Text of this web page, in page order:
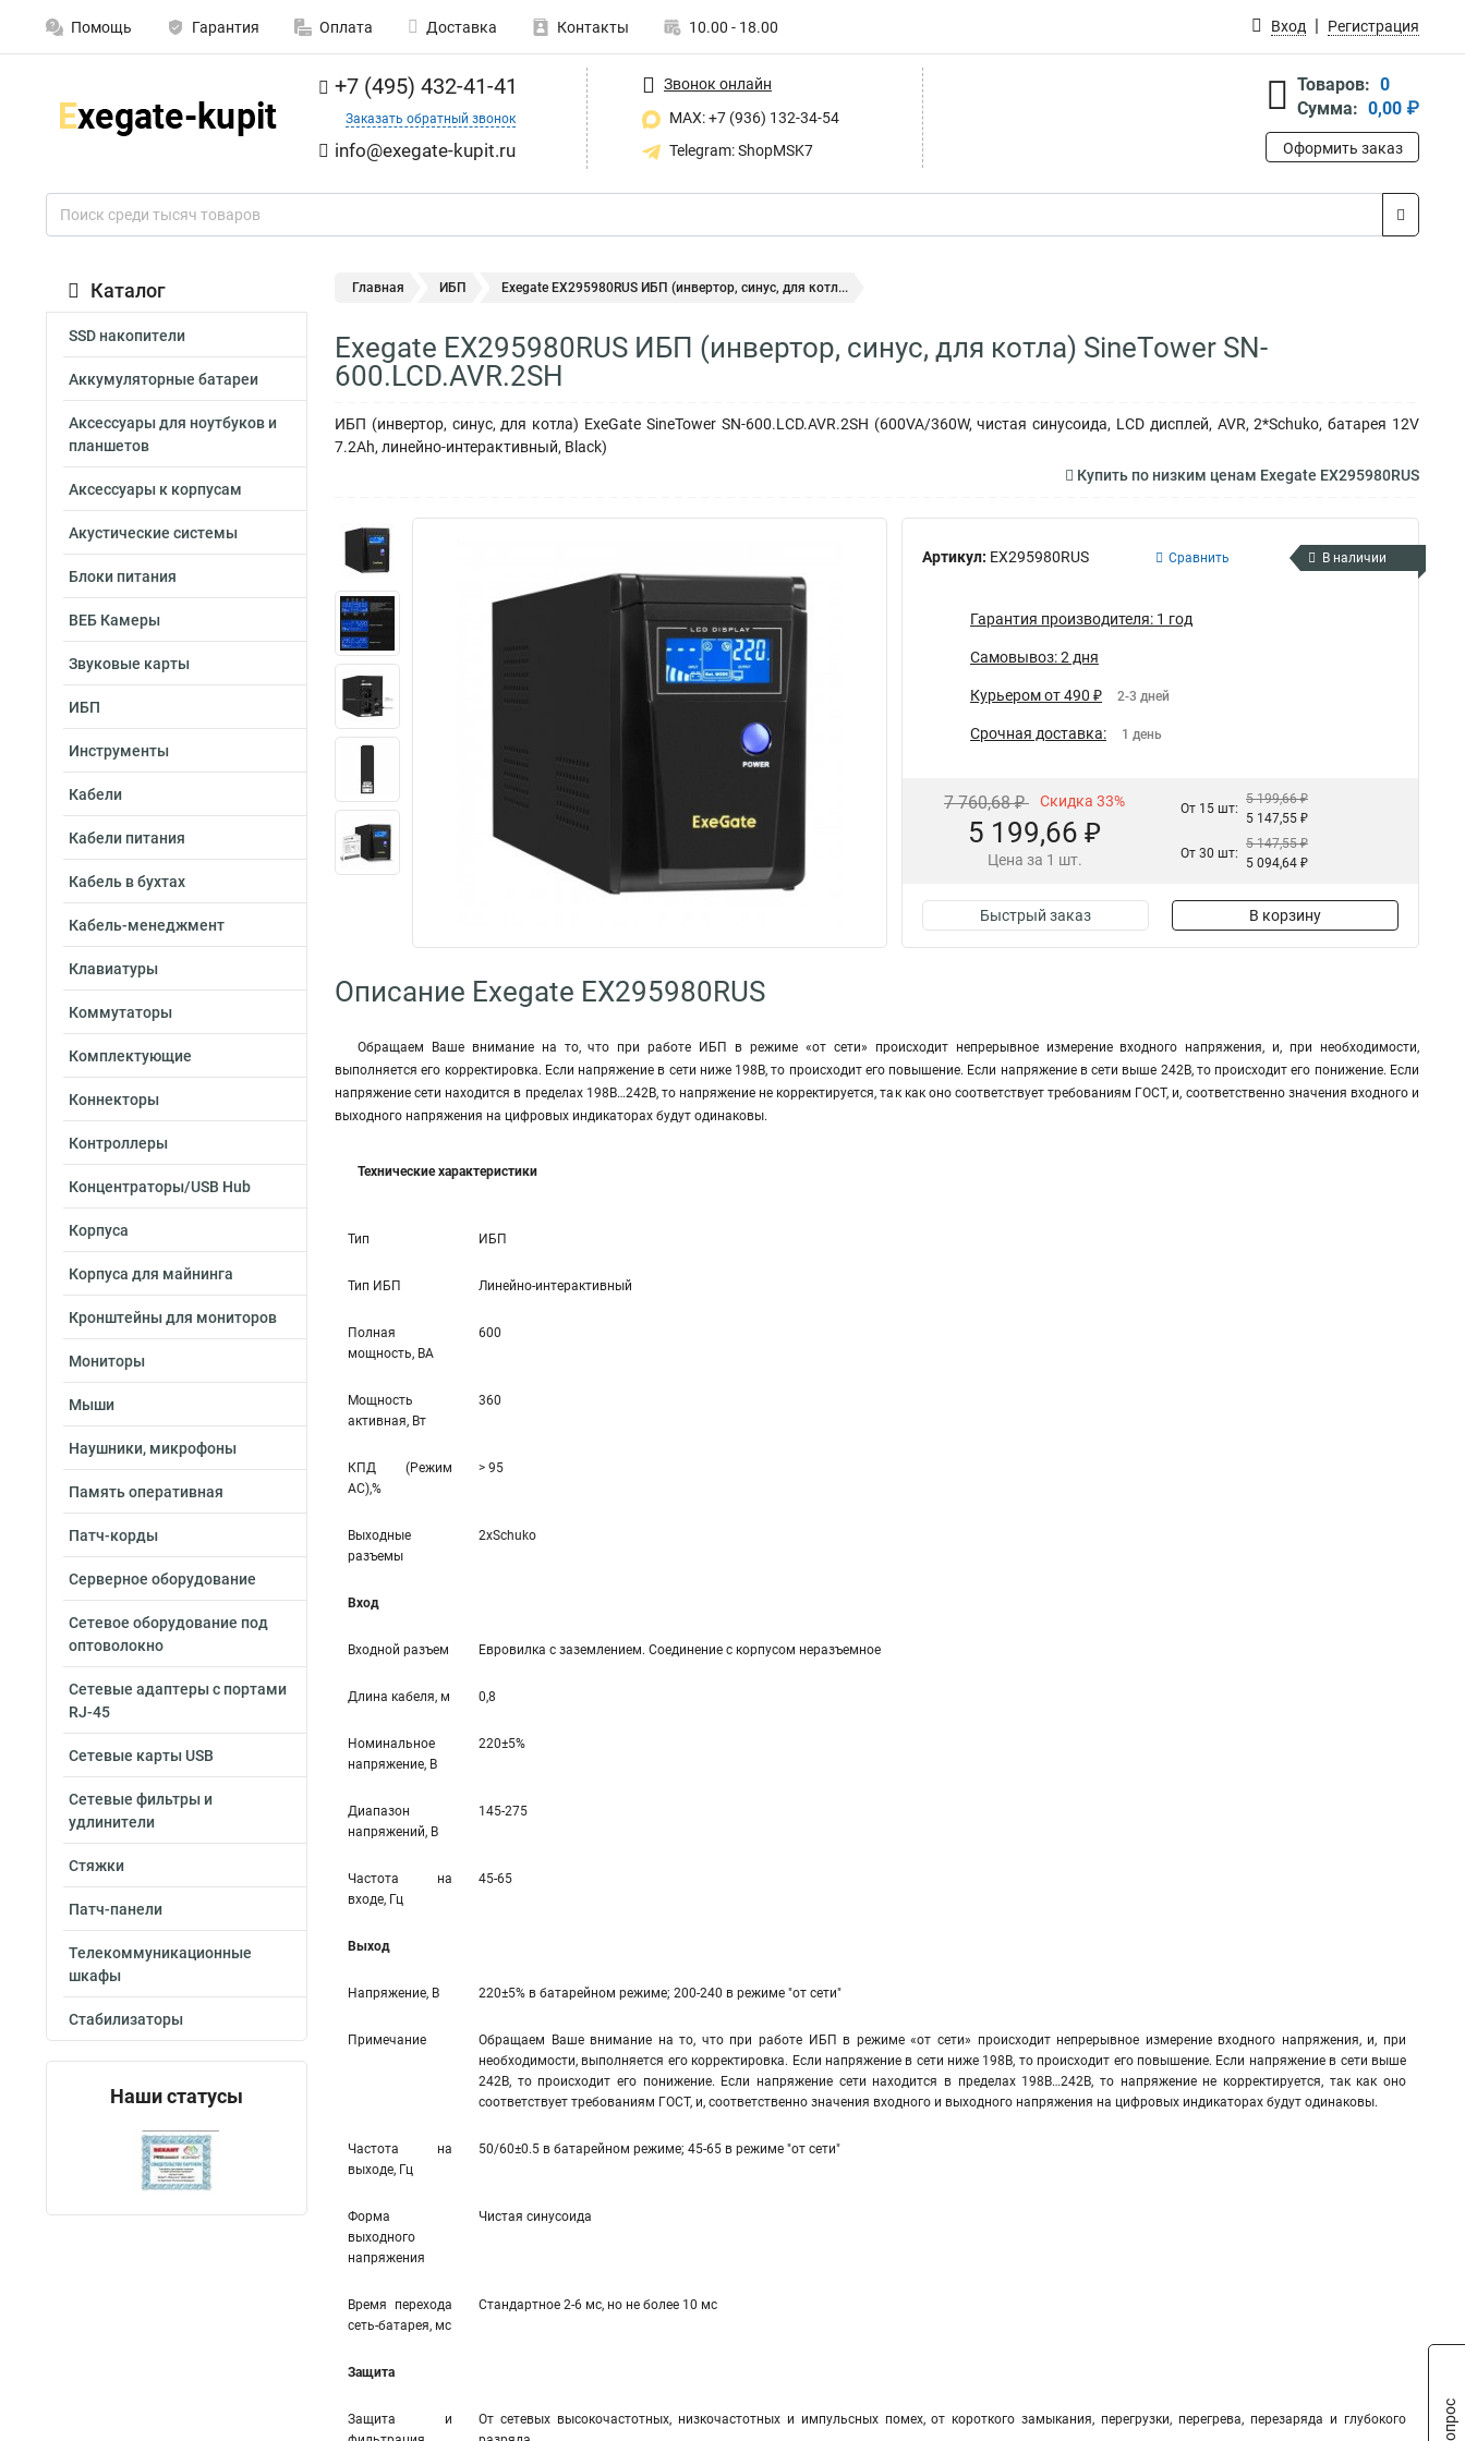
Помощь Гарантия Оплата Доставка Контакты 10.00 - 18.00 Вход Регистрация
+7 (495) 432-41-41
Заказать обратный звонок
info@exegate-kupit.ru
Звонок онлайн
MAX: +7 (936) 132-34-54
Telegram: ShopMSK7
Товаров: 0
Сумма: 0,00 ₽
Оформить заказ
Каталог
SSD накопители
Аккумуляторные батареи
Аксессуары для ноутбуков и
планшетов
Аксессуары к корпусам
Акустические системы
Блоки питания
ВЕБ Камеры
Звуковые карты
ИБП
Инструменты
Кабели
Кабели питания
Кабель в бухтах
Кабель-менеджмент
Клавиатуры
Коммутаторы
Комплектующие
Коннекторы
Контроллеры
Концентраторы/USB Hub
Корпуса
Корпуса для майнинга
Кронштейны для мониторов
Мониторы
Мыши
Наушники, микрофоны
Память оперативная
Патч-корды
Серверное оборудование
Сетевое оборудование под
оптоволокно
Сетевые адаптеры с портами
RJ-45
Сетевые карты USB
Сетевые фильтры и
удлинители
Стяжки
Патч-панели
Телекоммуникационные
шкафы
Стабилизаторы
Наши статусы
Главная ИБП Exegate EX295980RUS ИБП (инвертор, синус, для котл...
Exegate EX295980RUS ИБП (инвертор, синус, для котла) SineTower SN-
600.LCD.AVR.2SH
ИБП (инвертор, синус, для котла) ExeGate SineTower SN-600.LCD.AVR.2SH (600VA/360W, чистая синусоида, LCD дисплей, AVR, 2*Schuko, батарея 12V
7.2Ah, линейно-интерактивный, Black)
Купить по низким ценам Exegate EX295980RUS
Артикул: EX295980RUS Сравнить В наличии
Гарантия производителя: 1 год
Самовывоз: 2 дня
Курьером от 490 ₽ 2-3 дней
Срочная доставка: 1 день
7 760,68 ₽ Скидка 33%
5 199,66 ₽
Цена за 1 шт.
От 15 шт:
5 199,66 ₽
5 147,55 ₽
От 30 шт:
5 147,55 ₽
5 094,64 ₽
Быстрый заказ В корзину
Описание Exegate EX295980RUS
Обращаем Ваше внимание на то, что при работе ИБП в режиме «от сети» происходит непрерывное измерение входного напряжения, и, при необходимости,
выполняется его корректировка. Если напряжение в сети ниже 198В, то происходит его повышение. Если напряжение в сети выше 242В, то происходит его понижение. Если
напряжение сети находится в пределах 198В…242В, то напряжение не корректируется, так как оно соответствует требованиям ГОСТ, и, соответственно значения входного и
выходного напряжения на цифровых индикаторах будут одинаковы.
Технические характеристики
Тип ИБП
Тип ИБП Линейно-интерaктивный
Полная
мощность, ВА
600
Мощность
активная, Вт
360
КПД (Режим
AC),%
> 95
Выходные
разъемы
2xSchuko
Вход
Входной разъем Евровилка с заземлением. Соединение с корпусом неразъемное
Длина кабеля, м 0,8
Номинальное
напряжение, В
220±5%
Диапазон
напряжений, В
145-275
Частота на
входе, Гц
45-65
Выход
Напряжение, В 220±5% в батарейном режиме; 200-240 в режиме "от сети"
Примечание
Обращаем Ваше внимание на то, что при работе ИБП в режиме «от сети» происходит непрерывное измерение входного напряжения, и, при
необходимости, выполняется его корректировка. Если напряжение в сети ниже 198В, то происходит его повышение. Если напряжение в сети выше
242В, то происходит его понижение. Если напряжение сети находится в пределах 198В…242В, то напряжение не корректируется, так как оно
соответствует требованиям ГОСТ, и, соответственно значения входного и выходного напряжения на цифровых индикаторах будут одинаковы.
Частота на
выходе, Гц
50/60±0.5 в батарейном режиме; 45-65 в режиме "от сети"
Форма
выходного
напряжения
Чистая синусоида
Время перехода
сеть-батарея, мс
Стандартное 2-6 мс, но не более 10 мс
Защита
Защита и
От сетевых высокочастотных, низкочастотных и импульсных помех, от короткого замыкания, перегрузки, перегрева, перезаряда и глубокого